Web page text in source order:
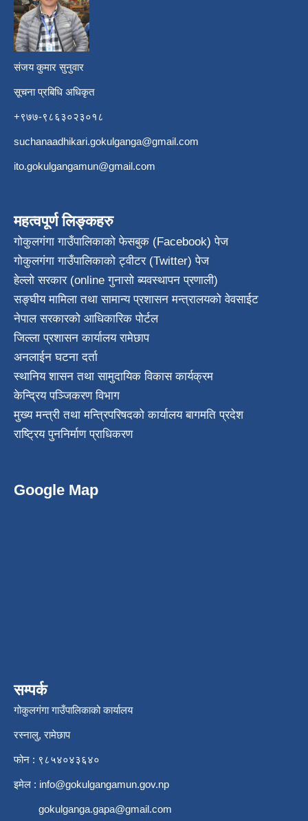
संजय कुमार सुनुवार
सूचना प्रबिधि अधिकृत
+९७७-९८६३०२३०१८
suchanaadhikari.gokulganga@gmail.com
ito.gokulgangamun@gmail.com
महत्वपूर्ण लिङ्कहरु
गोकुलगंगा गाउँपालिकाको फेसबुक (Facebook) पेज
गोकुलगंगा गाउँपालिकाको ट्वीटर (Twitter) पेज
हेल्लो सरकार (online गुनासो ब्यवस्थापन प्रणाली)
सङ्घीय मामिला तथा सामान्य प्रशासन मन्त्रालयको वेवसाईट
नेपाल सरकारको आधिकारिक पोर्टल
जिल्ला प्रशासन कार्यालय रामेछाप
अनलाईन घटना दर्ता
स्थानिय शासन तथा सामुदायिक विकास कार्यक्रम
केन्द्रिय पञ्जिकरण विभाग
मुख्य मन्त्री तथा मन्त्रिपरिषदको कार्यालय बागमति प्रदेश
राष्ट्रिय पुननिर्माण प्राधिकरण
Google Map
सम्पर्क
गोकुलगंगा गाउँपालिकाको कार्यालय
रस्नालु, रामेछाप
फोन : ९८५४०४३६४०
इमेल : info@gokulgangamun.gov.np
gokulganga.gapa@gmail.com